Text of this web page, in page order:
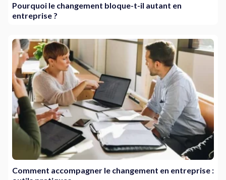
Pourquoi le changement bloque-t-il autant en
entreprise ?
Comment accompagner le changement en entreprise :